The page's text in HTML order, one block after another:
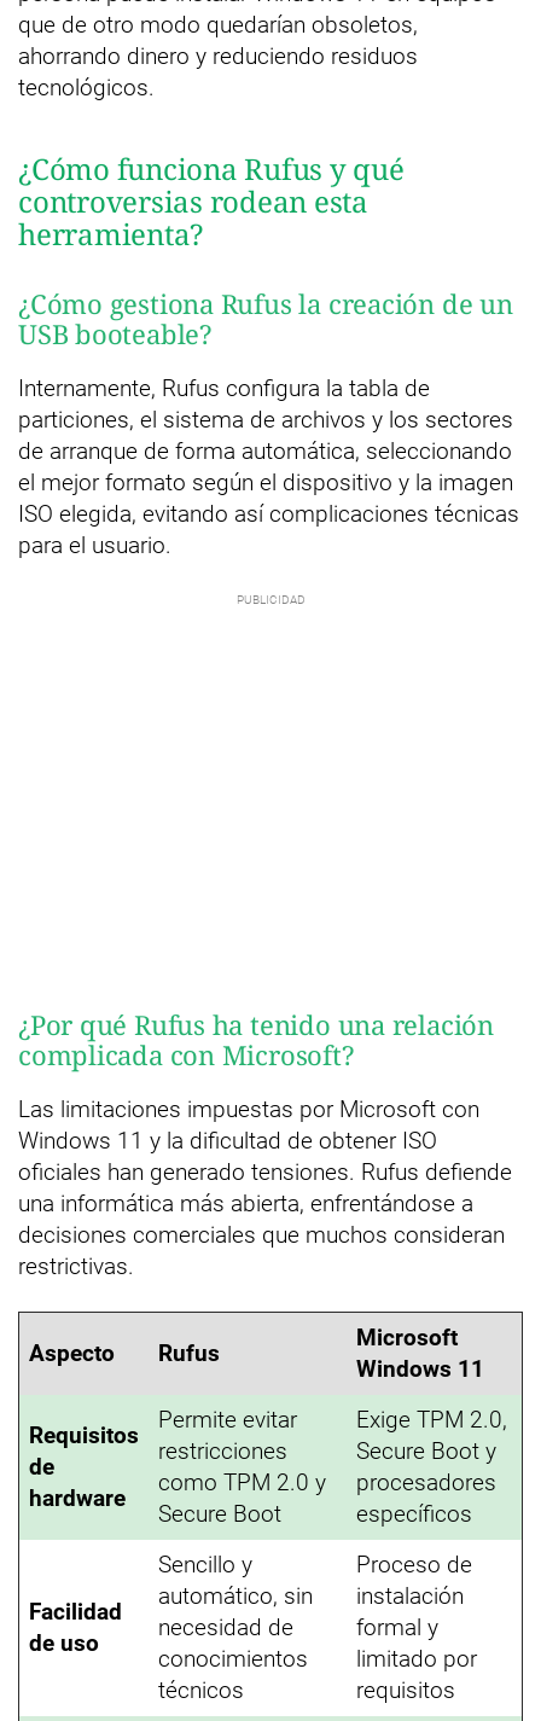
que de otro modo quedarían obsoletos,
ahorrando dinero y reduciendo residuos
tecnológicos.
¿Cómo funciona Rufus y qué
controversias rodean esta
herramienta?
¿Cómo gestiona Rufus la creación de un
USB booteable?
Internamente, Rufus configura la tabla de
particiones, el sistema de archivos y los sectores
de arranque de forma automática, seleccionando
el mejor formato según el dispositivo y la imagen
ISO elegida, evitando así complicaciones técnicas
para el usuario.
¿Por qué Rufus ha tenido una relación
complicada con Microsoft?
Las limitaciones impuestas por Microsoft con
Windows 11 y la dificultad de obtener ISO
oficiales han generado tensiones. Rufus defiende
una informática más abierta, enfrentándose a
decisiones comerciales que muchos consideran
restrictivas.
Aspecto Rufus
Microsoft
Windows 11
Requisitos
de
hardware
Permite evitar
restricciones
como TPM 2.0 y
Secure Boot
Exige TPM 2.0,
Secure Boot y
procesadores
específicos
Facilidad
de uso
Sencillo y
automático, sin
necesidad de
conocimientos
técnicos
Proceso de
instalación
formal y
limitado por
requisitos